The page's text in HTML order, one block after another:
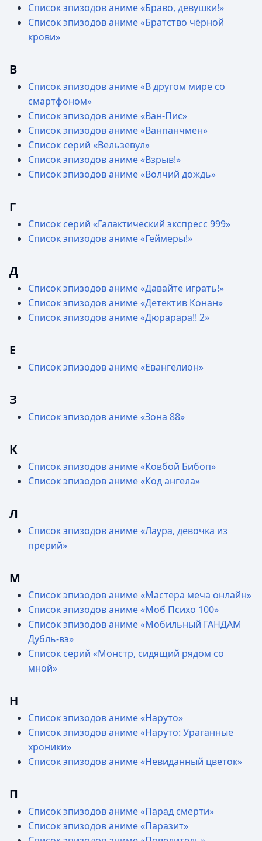
Список эпизодов аниме «Браво, девушки!»
Список эпизодов аниме «Братство чёрной
крови»
В
Список эпизодов аниме «В другом мире со
смартфоном»
Список эпизодов аниме «Ван-Пис»
Список эпизодов аниме «Ванпанчмен»
Список серий «Вельзевул»
Список эпизодов аниме «Взрыв!»
Список эпизодов аниме «Волчий дождь»
Г
Список серий «Галактический экспресс 999»
Список эпизодов аниме «Геймеры!»
Д
Список эпизодов аниме «Давайте играть!»
Список эпизодов аниме «Детектив Конан»
Список эпизодов аниме «Дюрарара!! 2»
Е
Список эпизодов аниме «Евангелион»
З
Список эпизодов аниме «Зона 88»
К
Список эпизодов аниме «Ковбой Бибоп»
Список эпизодов аниме «Код ангела»
Л
Список эпизодов аниме «Лаура, девочка из
прерий»
М
Список эпизодов аниме «Мастера меча онлайн»
Список эпизодов аниме «Моб Психо 100»
Список эпизодов аниме «Мобильный ГАНДАМ
Дубль-вэ»
Список серий «Монстр, сидящий рядом со
мной»
Н
Список эпизодов аниме «Наруто»
Список эпизодов аниме «Наруто: Ураганные
хроники»
Список эпизодов аниме «Невиданный цветок»
П
Список эпизодов аниме «Парад смерти»
Список эпизодов аниме «Паразит»